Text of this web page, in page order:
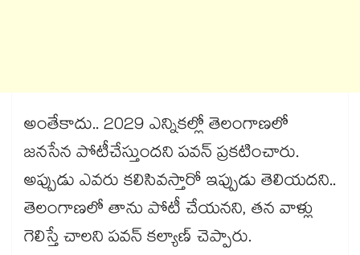
అంతేకాదు.. 2029 ఎన్నికల్లో తెలంగాణలో
జనసేన పోటీచేస్తుందని పవన్‌ ప్రకటించారు.
అప్పుడు ఎవరు కలిసివస్తారో ఇప్పుడు తెలియదని..
తెలంగాణలో తాను పోటీ చేయనని, తన వాళ్లు
గెలిస్తే చాలని పవన్ కల్యాణ్ చెప్పారు.